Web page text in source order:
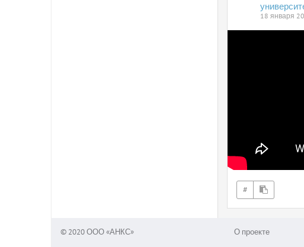
18 января
#
© 2020 ООО «АНКС» О проекте